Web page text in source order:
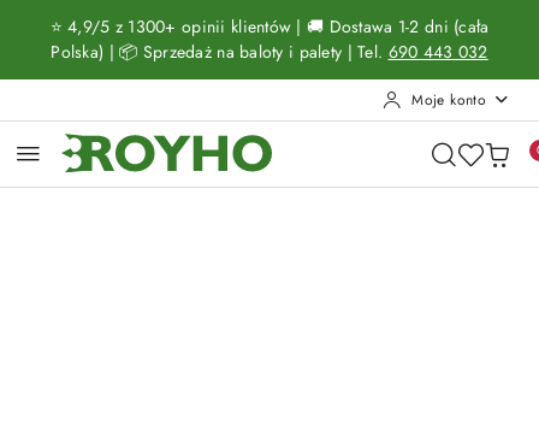
Przejdź do treści głównej
Przejdź do wyszukiwarki
Przejdź do moje konto
Przejdź do menu głównego
Przejdź do opisu produktu
Przejdź do stopki
⭐ 4,9/5 z 1300+ opinii klientów | 🚚 Dostawa 1-2 dni (cała
Polska) | 📦 Sprzedaż na baloty i palety | Tel. 690 443 032
Moje konto